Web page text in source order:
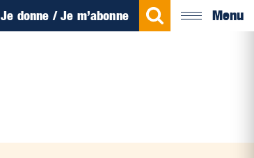
Je donne / Je m’abonne Menu